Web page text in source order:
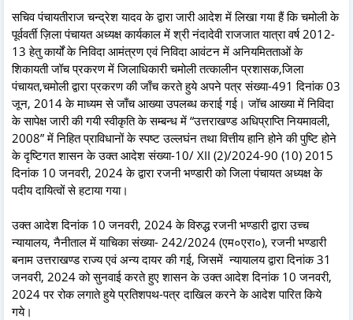
सचिव पंचायतीराज चन्द्रेश यादव के द्वारा जारी आदेश में लिखा गया हैं कि चमोली के
पूर्ववर्ती ज़िला पंचायत अध्यक्ष कार्यकाल में श्री नंदादेवी राजजात यात्रा वर्ष 2012-
13 हेतु कार्यों के निविदा आमंत्रण एवं निविदा आवंटन में अनियमितताओं के
शिकायती जॉच प्रकरण में जिलाधिकारी चमोली तत्कालीन प्रशासक,जिला
पंचायत,चमोली द्वारा प्रकरण की जाँच करते हुये अपने पत्र संख्या-491 दिनांक 03
जून, 2014 के माध्यम से जाँच आख्या उपलब्ध कराई गई। जॉच आख्या में निविदा
के सापेक्ष जारी की गयी स्वीकृति के सम्बन्ध में “उत्तराखण्ड अधिप्राप्ति नियमावली,
2008” में निहित प्राविधानों के स्पष्ट उल्लघंन तथा वित्तीय हानि होने की पुष्टि होने
के दृष्टिगत शासन के उक्त आदेश संख्या-10/ XII (2)/2024-90 (10) 2015
दिनांक 10 जनवरी, 2024 के द्वारा रजनी भण्डारी को जिला पंचायत अध्यक्ष के
पदीय दायित्वों से हटाया गया।
उक्त आदेश दिनांक 10 जनवरी, 2024 के विरुद्ध रजनी भण्डारी द्वारा उच्च
न्यायालय, नैनीताल में याचिका संख्या- 242/2024 (एम०एरा०), रजनी भण्डारी
बनाम उत्तराखण्ड राज्य एवं अन्य दायर की गई, जिसमें न्यायालय द्वारा दिनांक 31
जनवरी, 2024 को सुनवाई करते हुए शासन के उक्त आदेश दिनांक 10 जनवरी,
2024 पर रोक लगाते हुये प्रतिशपथ-पत्र दाखिल करने के आदेश पारित किये
गये।